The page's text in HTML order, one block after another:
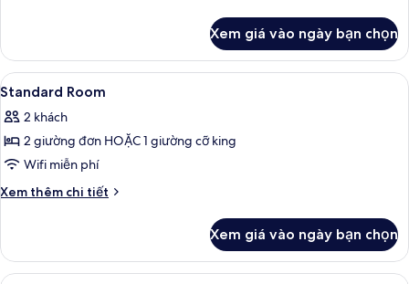
Phòng
Suite
Xem giá vào ngày bạn chọn
Xem
tất
cả
ảnh
Standard
Room
Bộ đồ giường cao cấp, két bảo mật
1
Standard Room
2 khách
2 giường đơn HOẶC 1 giường cỡ king
Wifi miễn phí
Xem thêm chi tiết
Chi
Standard
Room
Xem giá vào ngày bạn chọn